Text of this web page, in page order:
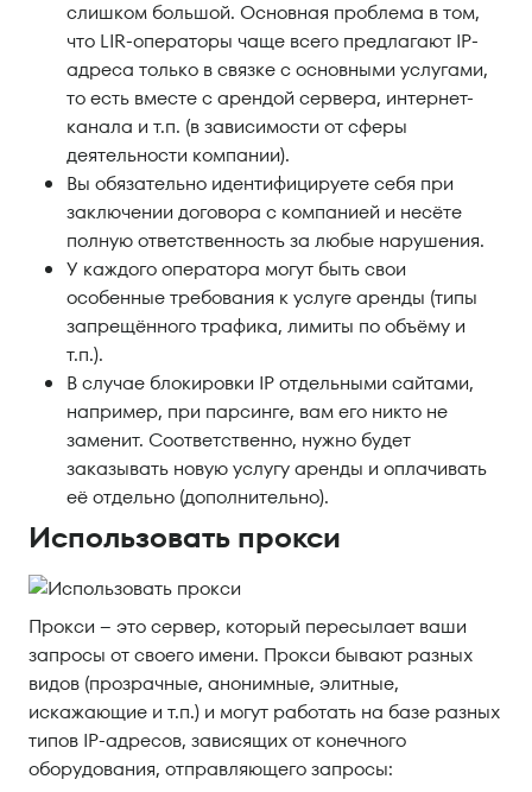
слишком большой. Основная проблема в том,
что LIR-операторы чаще всего предлагают IP-
адреса только в связке с основными услугами,
то есть вместе с арендой сервера, интернет-
канала и т.п. (в зависимости от сферы
деятельности компании).
Вы обязательно идентифицируете себя при
заключении договора с компанией и несёте
полную ответственность за любые нарушения.
У каждого оператора могут быть свои
особенные требования к услуге аренды (типы
запрещённого трафика, лимиты по объёму и
т.п.).
В случае блокировки IP отдельными сайтами,
например, при парсинге, вам его никто не
заменит. Соответственно, нужно будет
заказывать новую услугу аренды и оплачивать
её отдельно (дополнительно).
Использовать прокси
Прокси – это сервер, который пересылает ваши
запросы от своего имени. Прокси бывают разных
видов (прозрачные, анонимные, элитные,
искажающие и т.п.) и могут работать на базе разных
типов IP-адресов, зависящих от конечного
оборудования, отправляющего запросы: